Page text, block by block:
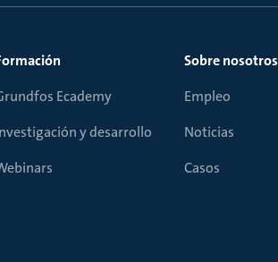
Ecademy
y desarrollo
Sobre nosotros
Empleo
Noticias
Casos